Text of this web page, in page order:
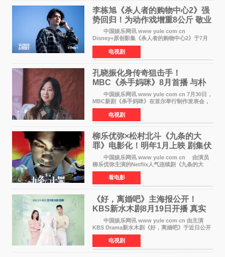
李栋旭《杀人者的购物中心2》强
势回归！为动作戏增重8公斤 敬业
获赞
中国娱乐网讯 www yule com cn
Disney+原创影集《杀人者的购物中心2》于7月
22日正式上线，由男神李栋旭主演的郑进湾以2 0
完全体强势回归。该剧第一季曾被《纽约时报》
评选为全球最佳影集之一
电视剧
孔晓振化身传奇狙击手！
MBC《杀手妈咪》8月首播 与朴
恩斌展开收视对决
中国娱乐网讯 www yule com cn 7月30日，
MBC新剧《杀手妈咪》在首尔举行制作发表会，
主演孔晓振、郑准元、李相二、无真星、崔宇
成、李银泉等人一同出席，为新剧宣传造势。这
是孔晓振继《毛骨
电视剧
柳乐优弥×松村北斗《九条的大
罪》电影化！明年1月上映 剧集伏
笔将全面揭晓
中国娱乐网讯 www yule com cn 由演员
柳乐优弥主演的Netflix人气连续剧《九条的大
罪》正式宣布改编为电影，将于明年1月8日全国
上映。柳乐优弥与SixTONES松村北斗再度联
手，为观众带来这部
看电影
《好，离婚吧》主海报公开！
KBS新水木剧8月19日开播 真实
离婚体验记来袭
中国娱乐网讯 www yule com cn 由主演
KBS Drama新水木剧《好，离婚吧》于近日公开
主海报，正式进入开播倒计时。 海报中，男
女主角背对背站立，各自望向不同方向，中央的
空白与冷漠的表情
电视剧